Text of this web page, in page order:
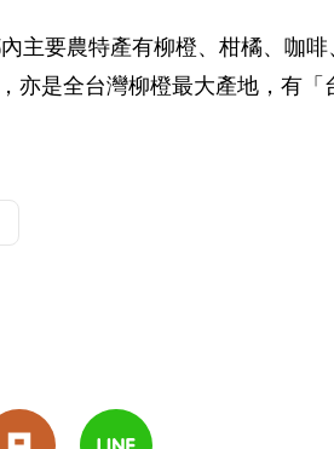
要農特產有柳橙、柑橘、咖啡
是全台灣柳橙最大產地，有「